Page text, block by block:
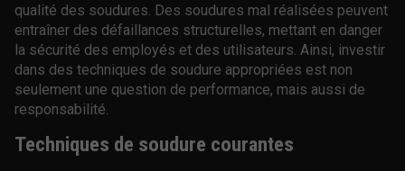
qualité des soudures. Des soudures mal réalisées peuvent
entraîner des défaillances structurelles, mettant en danger
la sécurité des employés et des utilisateurs. Ainsi, investir
dans des techniques de soudure appropriées est non
seulement une question de performance, mais aussi de
responsabilité.
Techniques de soudure courantes